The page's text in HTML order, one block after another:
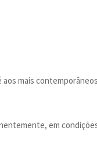
mais
em